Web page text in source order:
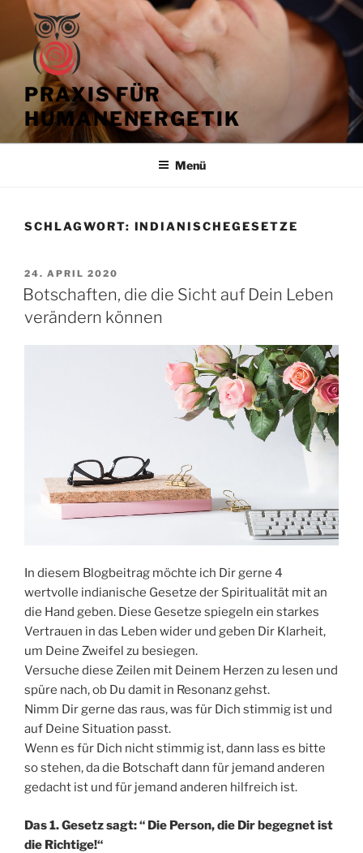
springen
PRAXIS FÜR
HUMANENERGETIK
Menü
SCHLAGWORT: INDIANISCHEGESETZE
VERÖFFENTLICHT
AM
24. APRIL 2020
Botschaften, die die Sicht auf Dein Leben
verändern können
In diesem Blogbeitrag möchte ich Dir gerne 4
wertvolle indianische Gesetze der Spiritualität mit an
die Hand geben. Diese Gesetze spiegeln ein starkes
Vertrauen in das Leben wider und geben Dir Klarheit,
um Deine Zweifel zu besiegen.
Versuche diese Zeilen mit Deinem Herzen zu lesen und
spüre nach, ob Du damit in Resonanz gehst.
Nimm Dir gerne das raus, was für Dich stimmig ist und
auf Deine Situation passt.
Wenn es für Dich nicht stimmig ist, dann lass es bitte
so stehen, da die Botschaft dann für jemand anderen
gedacht ist und für jemand anderen hilfreich ist.
Das 1. Gesetz sagt: “ Die Person, die Dir begegnet ist
die Richtige!“